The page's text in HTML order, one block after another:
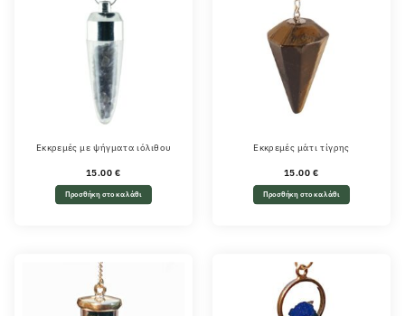
Εκκρεμές με ψήγματα ιόλιθου
15.00 €
Προσθήκη στο καλάθι
Εκκρεμές μάτι τίγρης
15.00 €
Προσθήκη στο καλάθι